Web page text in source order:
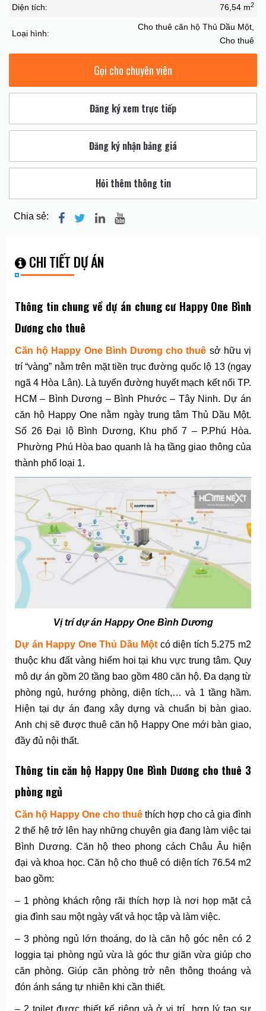
Diện tích: 76,54 m2
Loại hình:
Cho thuê căn hộ Thủ Dầu Một,
Cho thuê
Gọi cho chuyên viên
Đăng ký xem trực tiếp
Đăng ký nhận bảng giá
Hỏi thêm thông tin
Chia sẻ:
CHI TIẾT DỰ ÁN
Thông tin chung về dự án chung cư Happy One Bình
Dương cho thuê
Căn hộ Happy One Bình Dương cho thuê sở hữu vị
trí “vàng” nằm trên mặt tiền trục đường quốc lộ 13 (ngay
ngã 4 Hòa Lân). Là tuyến đường huyết mạch kết nối TP.
HCM – Bình Dương – Bình Phước – Tây Ninh. Dự án
căn hộ Happy One nằm ngày trung tâm Thủ Dầu Một.
Số 26 Đại lộ Bình Dương, Khu phố 7 – P.Phú Hòa.
Phường Phú Hòa bao quanh là hạ tầng giao thông của
thành phố loại 1.
Vị trí dự án Happy One Bình Dương
Dự án Happy One Thủ Dầu Một có diện tích 5.275 m2
thuộc khu đất vàng hiếm hoi tại khu vực trung tâm. Quy
mô dự án gồm 20 tầng bao gồm 480 căn hộ. Đa dạng từ
phòng ngủ, hướng phòng, diện tích,… và 1 tầng hầm.
Hiện tại dự án đang xây dựng và chuẩn bị bàn giao.
Anh chị sẽ được thuê căn hộ Happy One mới bàn giao,
đầy đủ nội thất.
Thông tin căn hộ Happy One Bình Dương cho thuê 3
phòng ngủ
Căn hộ Happy One cho thuê thích hợp cho cả gia đình
2 thế hệ trở lên hay những chuyên gia đang làm việc tại
Bình Dương. Căn hộ theo phong cách Châu Âu hiện
đại và khoa học. Căn hộ cho thuê có diện tích 76.54 m2
bao gồm:
– 1 phòng khách rộng rãi thích hợp là nơi họp mặt cả
gia đình sau một ngày vất vả học tập và làm việc.
– 3 phòng ngủ lớn thoáng, do là căn hộ góc nên có 2
loggia tại phòng ngủ vừa là góc thư giãn vừa giúp cho
căn phòng. Giúp căn phòng trở nên thông thoáng và
đón ánh sáng tự nhiên khi cần thiết.